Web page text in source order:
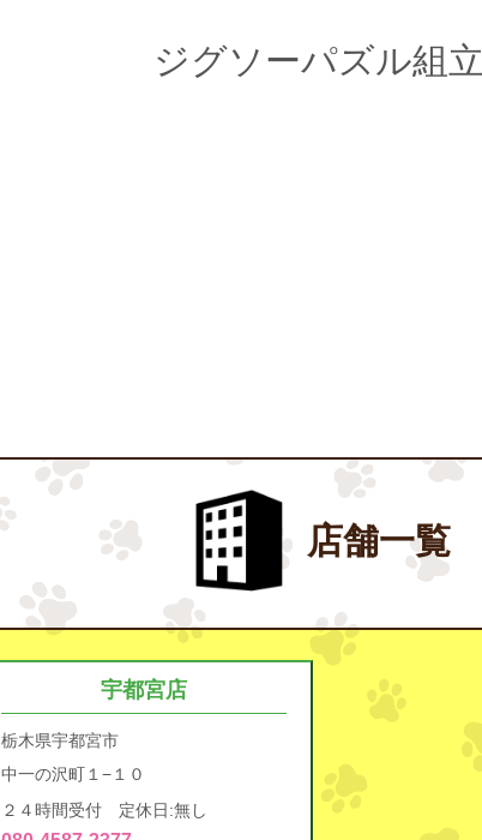
ジグソーパズル組立
店舗一覧
宇都宮店
栃木県宇都宮市
中一の沢町１−１０
２４時間受付 定休日:無し